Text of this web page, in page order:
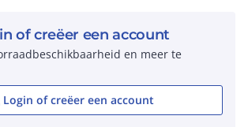
of creëer een account
en meer te
Login of creëer een account